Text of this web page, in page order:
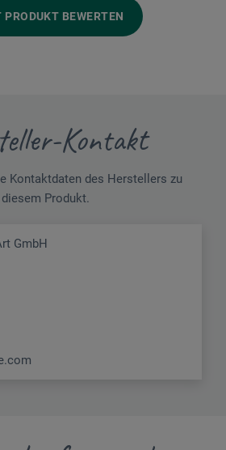
BEWERTEN
Kontakt
Kontaktdaten des Herstellers zu
diesem Produkt.
GmbH